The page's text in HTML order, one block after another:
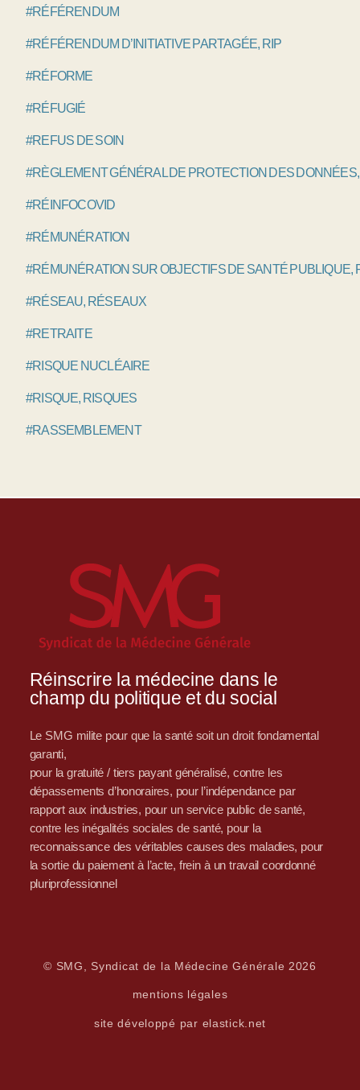
#RÉFÉRENDUM
#RÉFÉRENDUM D’INITIATIVE PARTAGÉE, RIP
#RÉFORME
#RÉFUGIÉ
#REFUS DE SOIN
#RÈGLEMENT GÉNÉRAL DE PROTECTION DES
#RÉINFOCOVID
#RÉMUNÉRATION
#RÉMUNÉRATION SUR OBJECTIFS DE SANTÉ PUBLIQUE,
#RÉSEAU, RÉSEAUX
#RETRAITE
#RISQUE NUCLÉAIRE
#RISQUE, RISQUES
#RASSEMBLEMENT
Réinscrire la médecine dans le
champ du politique et du social
Le SMG milite pour que la santé soit un droit fondamental
garanti,
pour la gratuité / tiers payant généralisé, contre les
dépassements d’honoraires, pour l’indépendance par
rapport aux industries, pour un service public de santé,
contre les inégalités sociales de santé, pour la
reconnaissance des véritables causes des maladies, pour
la sortie du paiement à l’acte, frein à un travail coordonné
pluriprofessionnel
© SMG, Syndicat de la Médecine Générale 2026
mentions légales
site développé par elastick.net